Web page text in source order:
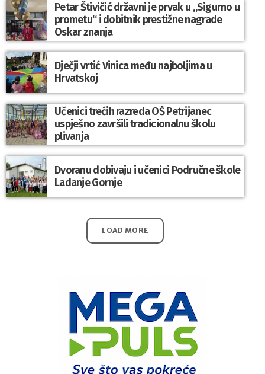
Petar Štivičić državni je prvak u „Sigurno u
prometu“ i dobitnik prestižne nagrade
Oskar znanja
Dječji vrtić Vinica među najboljima u
Hrvatskoj
Učenici trećih razreda OŠ Petrijanec
uspješno završili tradicionalnu školu
plivanja
Dvoranu dobivaju i učenici Područne škole
Ladanje Gornje
LOAD MORE